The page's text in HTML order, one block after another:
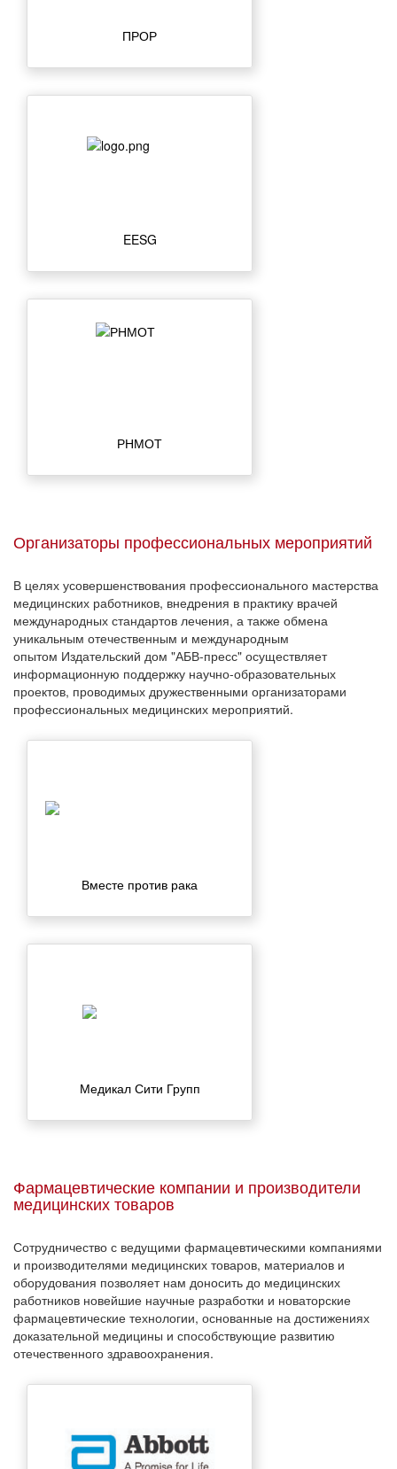
ПРОР
EESG
РНМОТ
Организаторы профессиональных мероприятий
В целях усовершенствования профессионального мастерства
медицинских работников, внедрения в практику врачей
международных стандартов лечения, а также обмена
уникальным отечественным и международным
опытом Издательский дом "АБВ-пресс" осуществляет
информационную поддержку научно-образовательных
проектов, проводимых дружественными организаторами
профессиональных медицинских мероприятий.
Вместе против рака
Медикал Сити Групп
Фармацевтические компании и производители
медицинских товаров
Сотрудничество с ведущими фармацевтическими компаниями
и производителями медицинских товаров, материалов и
оборудования позволяет нам доносить до медицинских
работников новейшие научные разработки и новаторские
фармацевтические технологии, основанные на достижениях
доказательной медицины и способствующие развитию
отечественного здравоохранения.